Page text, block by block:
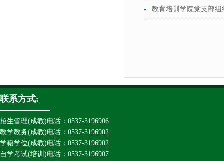
教育培训学院党支部
联系方式:
招生管理(成教)电话：0537-3196906
教学教务(成教)电话：0537-3196902
学籍学位(成教)电话：0537-3196902
自学考试(培训)电话：0537-3196907